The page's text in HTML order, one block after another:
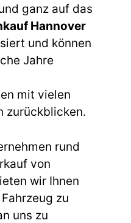
ganz auf das
Hannover
und können
Jahre
mit vielen
zurückblicken.
rund
von
wir Ihnen
zu
uns zu